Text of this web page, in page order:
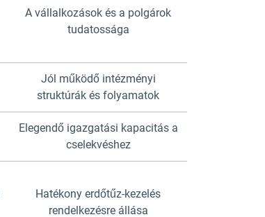
A vállalkozások és a polgárok
tudatossága
Jól működő intézményi
struktúrák és folyamatok
Elegendő igazgatási kapacitás a
cselekvéshez
Hatékony erdőtűz-kezelés
rendelkezésre állása